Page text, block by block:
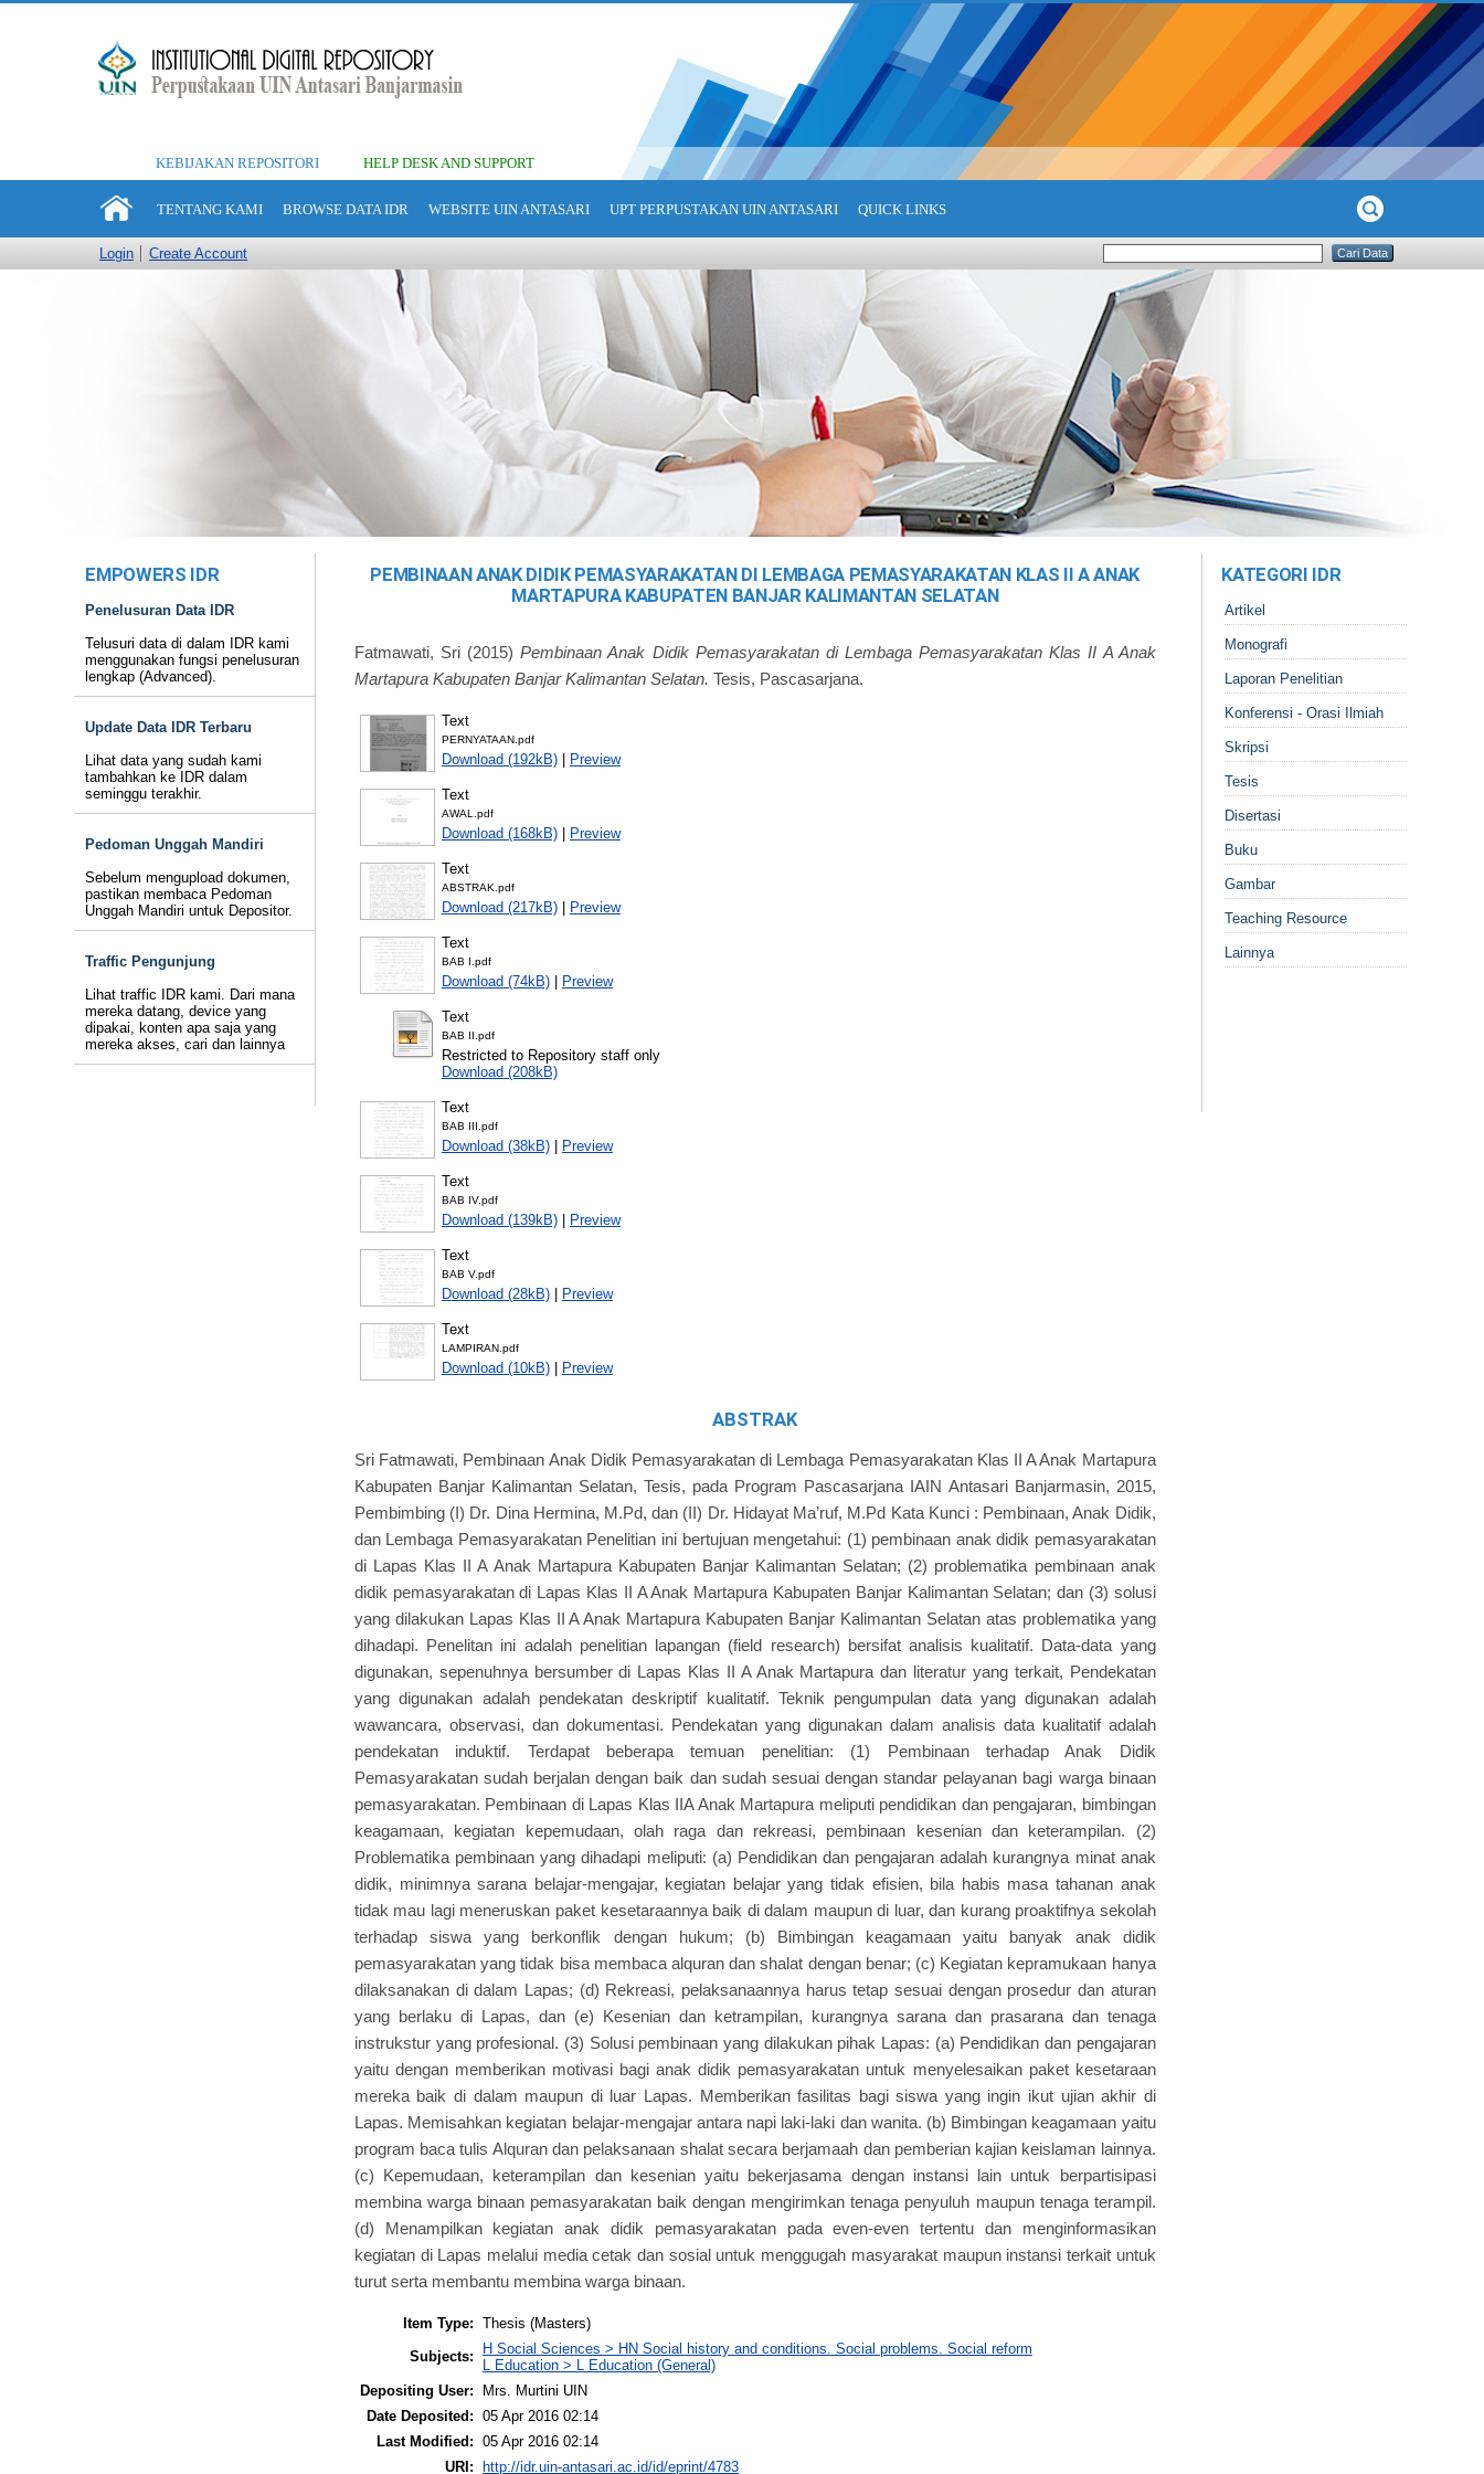
KEBIJAKAN REPOSITORI HELP DESK AND SUPPORT
TENTANG KAMI BROWSE DATA IDR WEBSITE UIN ANTASARI UPT PERPUSTAKAN UIN ANTASARI QUICK LINKS
Login Create Account
EMPOWERS IDR
Penelusuran Data IDR
Telusuri data di dalam IDR kami
menggunakan fungsi penelusuran
lengkap (Advanced).
Update Data IDR Terbaru
Lihat data yang sudah kami
tambahkan ke IDR dalam
seminggu terakhir.
Pedoman Unggah Mandiri
Sebelum mengupload dokumen,
pastikan membaca Pedoman
Unggah Mandiri untuk Depositor.
Traffic Pengunjung
Lihat traffic IDR kami. Dari mana
mereka datang, device yang
dipakai, konten apa saja yang
mereka akses, cari dan lainnya
PEMBINAAN ANAK DIDIK PEMASYARAKATAN DI LEMBAGA PEMASYARAKATAN KLAS II A ANAK
MARTAPURA KABUPATEN BANJAR KALIMANTAN SELATAN
Fatmawati, Sri (2015)Pembinaan Anak Didik Pemasyarakatan di Lembaga Pemasyarakatan Klas II A Anak
Martapura Kabupaten Banjar Kalimantan Selatan. Tesis, Pascasarjana.
Text
PERNYATAAN.pdf
Download (192kB)| Preview
Text
AWAL.pdf
Download (168kB)| Preview
Text
ABSTRAK.pdf
Download (217kB)| Preview
Text
BAB I.pdf
Download (74kB)| Preview
Text
BAB II.pdf
Restricted to Repository staff only
Download (208kB)
Text
BAB III.pdf
Download (38kB)| Preview
Text
BAB IV.pdf
Download (139kB)| Preview
Text
BAB V.pdf
Download (28kB)| Preview
Text
LAMPIRAN.pdf
Download (10kB)| Preview
ABSTRAK
Sri Fatmawati, Pembinaan Anak Didik Pemasyarakatan di Lembaga Pemasyarakatan Klas II A Anak Martapura
Kabupaten Banjar Kalimantan Selatan, Tesis, pada Program Pascasarjana IAIN Antasari Banjarmasin, 2015,
Pembimbing (I) Dr. Dina Hermina, M.Pd, dan (II) Dr. Hidayat Ma’ruf, M.Pd Kata Kunci : Pembinaan, Anak Didik,
dan Lembaga Pemasyarakatan Penelitian ini bertujuan mengetahui: (1) pembinaan anak didik pemasyarakatan
di Lapas Klas II A Anak Martapura Kabupaten Banjar Kalimantan Selatan; (2) problematika pembinaan anak
didik pemasyarakatan di Lapas Klas II A Anak Martapura Kabupaten Banjar Kalimantan Selatan; dan (3) solusi
yang dilakukan Lapas Klas II A Anak Martapura Kabupaten Banjar Kalimantan Selatan atas problematika yang
dihadapi. Penelitan ini adalah penelitian lapangan (field research) bersifat analisis kualitatif. Data-data yang
digunakan, sepenuhnya bersumber di Lapas Klas II A Anak Martapura dan literatur yang terkait, Pendekatan
yang digunakan adalah pendekatan deskriptif kualitatif. Teknik pengumpulan data yang digunakan adalah
wawancara, observasi, dan dokumentasi. Pendekatan yang digunakan dalam analisis data kualitatif adalah
pendekatan induktif. Terdapat beberapa temuan penelitian: (1) Pembinaan terhadap Anak Didik
Pemasyarakatan sudah berjalan dengan baik dan sudah sesuai dengan standar pelayanan bagi warga binaan
pemasyarakatan. Pembinaan di Lapas Klas IIA Anak Martapura meliputi pendidikan dan pengajaran, bimbingan
keagamaan, kegiatan kepemudaan, olah raga dan rekreasi, pembinaan kesenian dan keterampilan. (2)
Problematika pembinaan yang dihadapi meliputi: (a) Pendidikan dan pengajaran adalah kurangnya minat anak
didik, minimnya sarana belajar-mengajar, kegiatan belajar yang tidak efisien, bila habis masa tahanan anak
tidak mau lagi meneruskan paket kesetaraannya baik di dalam maupun di luar, dan kurang proaktifnya sekolah
terhadap siswa yang berkonflik dengan hukum; (b) Bimbingan keagamaan yaitu banyak anak didik
pemasyarakatan yang tidak bisa membaca alquran dan shalat dengan benar; (c) Kegiatan kepramukaan hanya
dilaksanakan di dalam Lapas; (d) Rekreasi, pelaksanaannya harus tetap sesuai dengan prosedur dan aturan
yang berlaku di Lapas, dan (e) Kesenian dan ketrampilan, kurangnya sarana dan prasarana dan tenaga
instrukstur yang profesional. (3) Solusi pembinaan yang dilakukan pihak Lapas: (a) Pendidikan dan pengajaran
yaitu dengan memberikan motivasi bagi anak didik pemasyarakatan untuk menyelesaikan paket kesetaraan
mereka baik di dalam maupun di luar Lapas. Memberikan fasilitas bagi siswa yang ingin ikut ujian akhir di
Lapas. Memisahkan kegiatan belajar-mengajar antara napi laki-laki dan wanita. (b) Bimbingan keagamaan yaitu
program baca tulis Alquran dan pelaksanaan shalat secara berjamaah dan pemberian kajian keislaman lainnya.
(c) Kepemudaan, keterampilan dan kesenian yaitu bekerjasama dengan instansi lain untuk berpartisipasi
membina warga binaan pemasyarakatan baik dengan mengirimkan tenaga penyuluh maupun tenaga terampil.
(d) Menampilkan kegiatan anak didik pemasyarakatan pada even-even tertentu dan menginformasikan
kegiatan di Lapas melalui media cetak dan sosial untuk menggugah masyarakat maupun instansi terkait untuk
turut serta membantu membina warga binaan.
Item Type: Thesis (Masters)
Subjects:
H Social Sciences > HN Social history and conditions. Social problems. Social reform
L Education > L Education (General)
Depositing User:
Mrs. Murtini UIN
Date Deposited: 05 Apr 2016 02:14
Last Modified: 05 Apr 2016 02:14
URI: http://idr.uin-antasari.ac.id/id/eprint/4783
KATEGORI IDR
Artikel
Monografi
Laporan Penelitian
Konferensi - Orasi Ilmiah
Skripsi
Tesis
Disertasi
Buku
Gambar
Teaching Resource
Lainnya